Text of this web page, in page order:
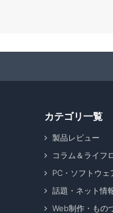
カテゴリ一覧
製品レビュー
コラム＆ライフ
PC・ソフトウェ
話題・ネット情
Web制作・もの